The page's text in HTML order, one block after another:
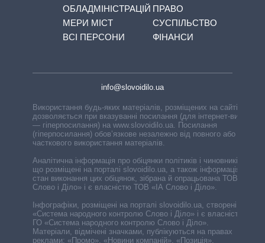
ОБЛАДМІНІСТРАЦІЙ
МЕРИ МІСТ
ВСІ ПЕРСОНИ
ПРАВО
СУСПІЛЬСТВО
ФІНАНСИ
info@slovoidilo.ua
Використання будь-яких матеріалів, розміщених на сайті,
дозволяється при вказуванні посилання (для інтернет-видань
— гіперпосилання) на www.slovoidilo.ua. Посилання
(гіперпосилання) обов’язкове незалежно від повного або
часткового використання матеріалів.
Аналітична інформація про обіцянки політиків і чиновників,
що розміщені на порталі slovoidilo.ua, а також інформація про
стан виконання цих обіцянок, зібрана й опрацьована ТОВ «ІА
Слово і Діло» і є власністю ТОВ «ІА Слово і Діло».
Інфографіки, розміщені на порталі slovoidilo.ua, створені ГО
«Система народного контролю Слово і Діло» і є власністю
ГО «Система народного контролю Слово і Діло».
Матеріали, відмічені значками, публікуються на правах
реклами: «Промо», «Новини компаній», «Позиція»,